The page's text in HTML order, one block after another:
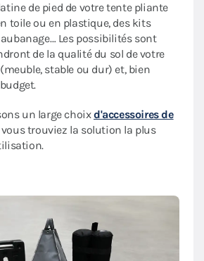
de pied de votre tente pliante
toile ou en plastique, des kits
Les possibilités sont
de la qualité du sol de votre
stable ou dur) et, bien
un large choixd'accessoires de
trouviez la solution la plus